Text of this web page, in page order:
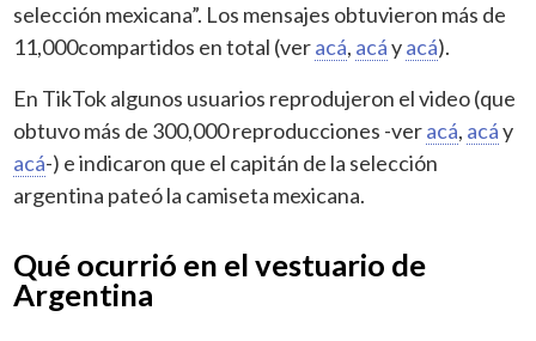
selección mexicana”. Los mensajes obtuvieron más de
11,000compartidos en total (veracá, acáyacá).
En TikTok algunos usuarios reprodujeron el video (que
obtuvo más de 300,000 reproducciones -veracá, acáy
acá-) e indicaron que el capitán de la selección
argentina pateó la camiseta mexicana.
Qué ocurrió en el vestuario de
Argentina